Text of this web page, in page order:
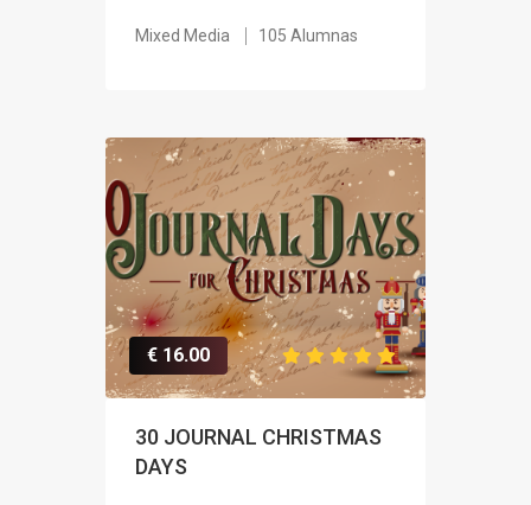
Mixed Media 105 Alumnas
€ 16.00
30 JOURNAL CHRISTMAS
DAYS